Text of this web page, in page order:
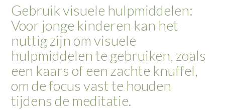
Gebruik visuele hulpmiddelen:
Voor jonge kinderen kan het
nuttig zijn om visuele
hulpmiddelen te gebruiken, zoals
een kaars of een zachte knuffel,
om de focus vast te houden
tijdens de meditatie.